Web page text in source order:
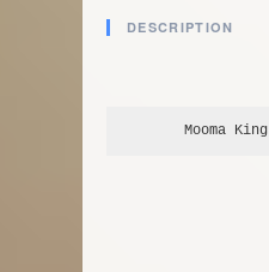
DESCRIPTION
Mooma King